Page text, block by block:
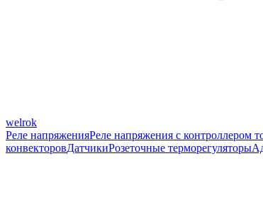
welrok
Реле напряженияРеле напряжения с контроллером
конвекторовДатчикиРозеточные терморегуляторы